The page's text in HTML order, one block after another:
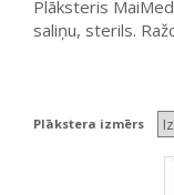
Plāksteris
saliņu, sterils.
Plākstera izmērs